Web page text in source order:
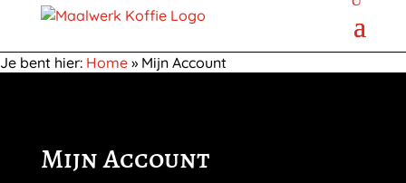
Je bent hier: Home » Mijn Account
Mijn Account